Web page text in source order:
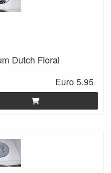
Dutch Floral
Euro 5.95